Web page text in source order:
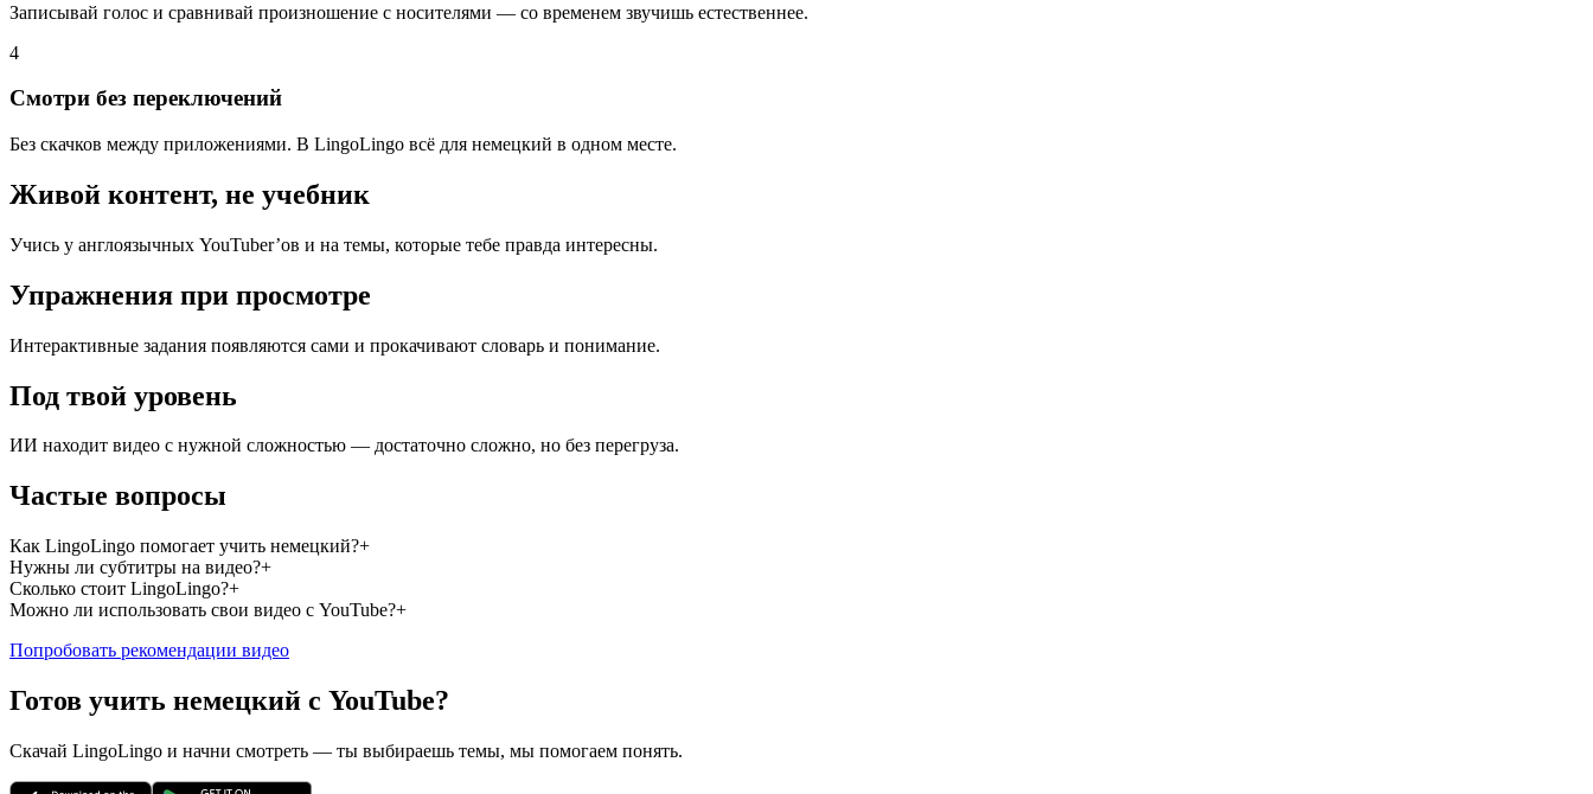
Записывай голос и сравнивай произношение с носителями — со временем звучишь естественнее.
4
Смотри без переключений
Без скачков между приложениями. В LingoLingo всё для немецкий в одном месте.
Живой контент, не учебник
Учись у англоязычных YouTuber’ов и на темы, которые тебе правда интересны.
Упражнения при просмотре
Интерактивные задания появляются сами и прокачивают словарь и понимание.
Под твой уровень
ИИ находит видео с нужной сложностью — достаточно сложно, но без перегруза.
Частые вопросы
Как LingoLingo помогает учить немецкий?+
Нужны ли субтитры на видео?+
Сколько стоит LingoLingo?+
Можно ли использовать свои видео с YouTube?+
Попробовать рекомендации видео
Готов учить немецкий с YouTube?
Скачай LingoLingo и начни смотреть — ты выбираешь темы, мы помогаем понять.